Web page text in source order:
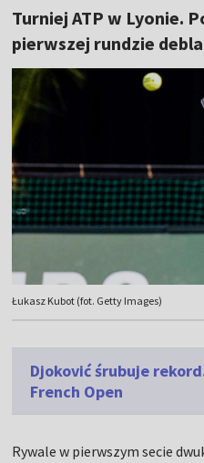
Turniej ATP w Lyonie.
pierwszej rundzie debla
Łukasz Kubot (fot. Getty Images)
Djoković śrubuje
French Open
Rywale w pierwszym secie